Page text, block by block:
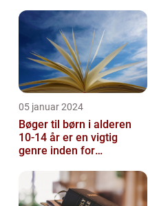
05 januar 2024
Bøger til børn i alderen
10-14 år er en vigtig
genre inden for
afgørend...